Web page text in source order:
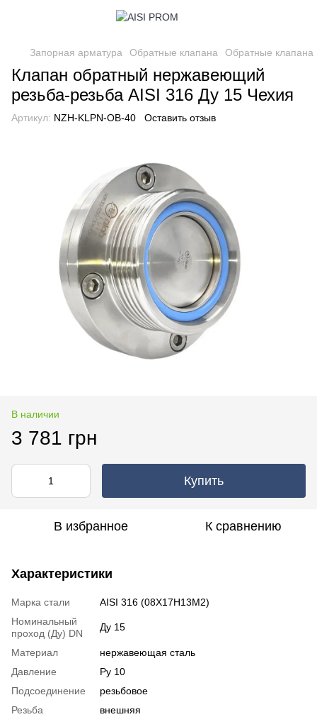
Запорная арматура Обратные клапана Обратные
Клапан обратный нержавеющий
резьба-резьба AISI 316 Ду 15 Чехия
Артикул: NZH-KLPN-OB-40 Оставить отзыв
В наличии
3 781 грн
Купить
В избранное К сравнению
Характеристики
Марка стали
AISI 316 (08Х17Н13М2)
Номинальный
проход (Ду) DN
Ду 15
Материал
нержавеющая сталь
Давление
Ру 10
Подсоединение
резьбовое
Резьба
внешняя